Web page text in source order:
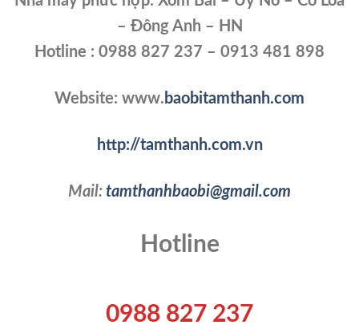
– Đông Anh – HN
Hotline : 0988 827 237 – 0913 481 898
Website: www. baobitamthanh.com
http://tamthanh.com.vn
Mail: tamthanhbaobi@gmail.com
Hotline
0988 827 237